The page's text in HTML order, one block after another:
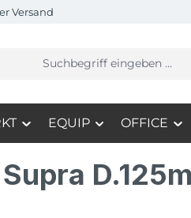
Versand
EQUIP OFFICE